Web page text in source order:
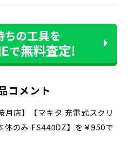
ちの工具を
で無料査定!
コメント
月店】【マキタ 充電式スクリ
体のみ FS440DZ】を￥950で